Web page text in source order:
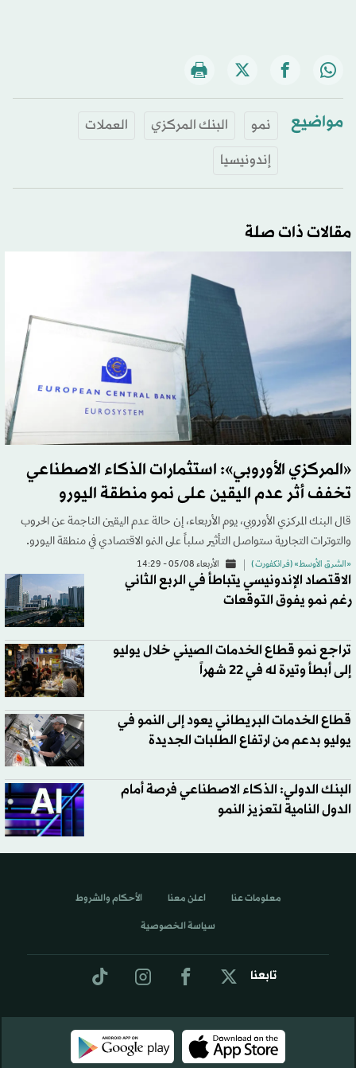
مواضيع نمو البنك المركزي
العملات
إندونيسيا
مقالات ذات صلة
«المركزي الأوروبي»: استثمارات الذكاء الاصطناعي
تخفف أثر عدم اليقين على نمو منطقة اليورو
قال البنك المركزي الأوروبي، يوم الأربعاء، إن حالة عدم اليقين الناجمة عن الحروب
والتوترات التجارية ستواصل التأثير سلباً على النمو الاقتصادي في منطقة اليورو.
«الشرق الأوسط» (فرانكفورت ) الأربعاء 05/08 - 14:29
الاقتصاد الإندونيسي يتباطأ في الربع الثاني
رغم نمو يفوق التوقعات
تراجع نمو قطاع الخدمات الصيني خلال يوليو
إلى أبطأ وتيرة له في 22 شهراً
قطاع الخدمات البريطاني يعود إلى النمو في
يوليو بدعم من ارتفاع الطلبات الجديدة
البنك الدولي: الذكاء الاصطناعي فرصة أمام
الدول النامية لتعزيز النمو
تابعنا
معلومات عنا اعلن معنا الأحكام والشروط
سياسة الخصوصية